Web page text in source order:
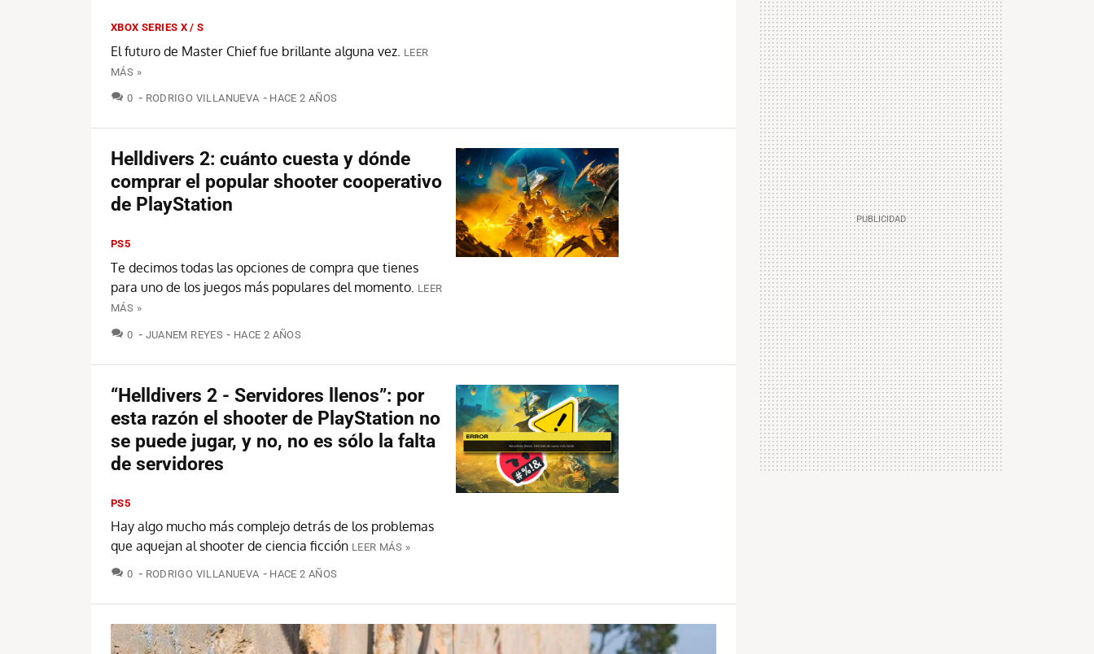
XBOX SERIES X / S
El futuro de Master Chief fue brillante alguna vez. LEER
MÁS »
0 COMENTARIOS
RODRIGO VILLANUEVA HACE 2 AÑOS
Helldivers 2: cuánto cuesta y dónde
comprar el popular shooter cooperativo
de PlayStation
PS5
Te decimos todas las opciones de compra que tienes
para uno de los juegos más populares del momento. LEER
MÁS »
0 COMENTARIOS
JUANEM REYES HACE 2 AÑOS
“Helldivers 2 - Servidores llenos”: por
esta razón el shooter de PlayStation no
se puede jugar, y no, no es sólo la falta
de servidores
PS5
Hay algo mucho más complejo detrás de los problemas
que aquejan al shooter de ciencia ficción LEER MÁS »
0 COMENTARIOS
RODRIGO VILLANUEVA HACE 2 AÑOS